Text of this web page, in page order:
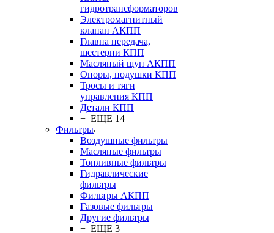
гидротрансформаторов
Электромагнитный
клапан АКПП
Главна передача,
шестерни КПП
Масляный щуп АКПП
Опоры, подушки КПП
Тросы и тяги
управления КПП
Детали КПП
+ ЕЩЕ 14
Фильтры
Воздушные фильтры
Масляные фильтры
Топливные фильтры
Гидравлические
фильтры
Фильтры АКПП
Газовые фильтры
Другие фильтры
+ ЕЩЕ 3